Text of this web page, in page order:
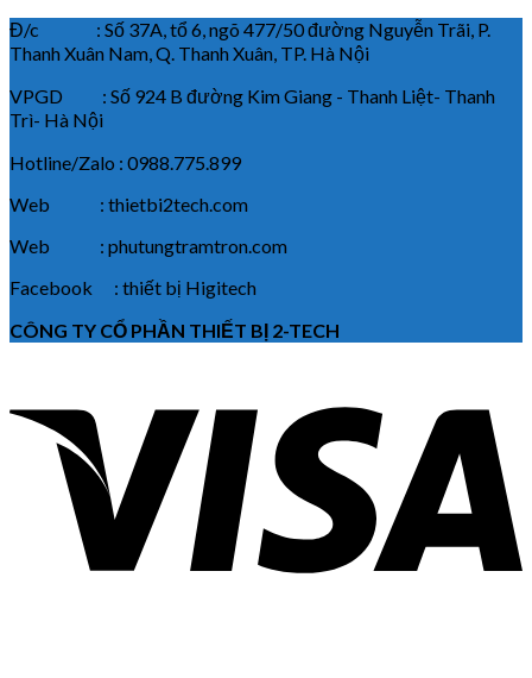
Đ/c : Số 37A, tổ 6, ngõ 477/50 đường Nguyễn Trãi, P.
Thanh Xuân Nam, Q. Thanh Xuân, TP. Hà Nội
VPGD : Số 924 B đường Kim Giang - Thanh Liệt- Thanh
Trì- Hà Nội
Hotline/Zalo : 0988.775.899
Web : thietbi2tech.com
Web : phutungtramtron.com
Facebook : thiết bị Higitech
CÔNG TY CỔ PHẦN THIẾT BỊ 2-TECH